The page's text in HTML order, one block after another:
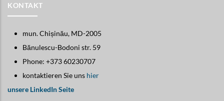
KONTAKT
mun. Chișinău, MD-2005
Bănulescu-Bodoni str. 59
Phone: +373 60230707
kontaktieren Sie uns hier
unsere LinkedIn Seite